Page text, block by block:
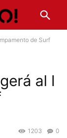
de Surf
al I
0
1203